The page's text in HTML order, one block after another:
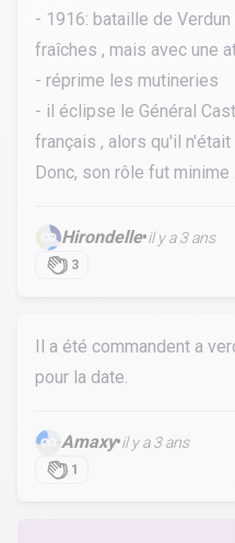
- 1916: bataille de
fraîches , mais avec une
- réprime les mutineries
- il éclipse le Général
français , alors qu'il
Donc, son rôle fut minime .
Hirondelle•il y a 3 ans
3
Il a été commandent a
pour la date.
Amaxy•il y a 3 ans
1